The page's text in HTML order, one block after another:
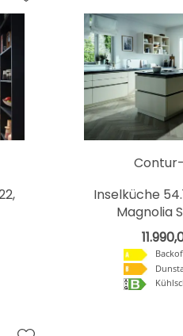
Inselküche
Magnolia